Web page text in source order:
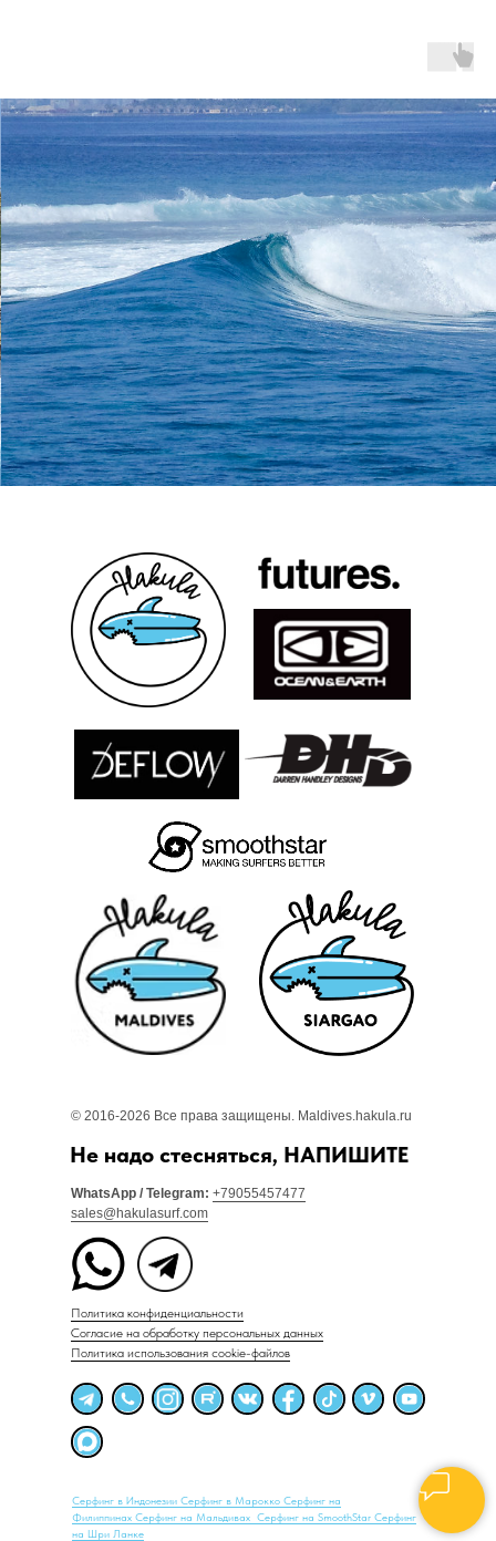
Политика конфиденциальности
Согласие на обработку персональных данных
Политика использования cookie-файлов
WhatsApp / Telegram: +79055457477
sales@hakulasurf.com
© 2016-2026 Все права защищены. Maldives.hakula.ru
Не надо стесняться, НАПИШИТЕ
Серфинг в Индонезии Серфинг в Марокко Серфинг на
Филиппинах Серфинг на Мальдивах Серфинг на SmoothStar Серфинг
на Шри Ланке